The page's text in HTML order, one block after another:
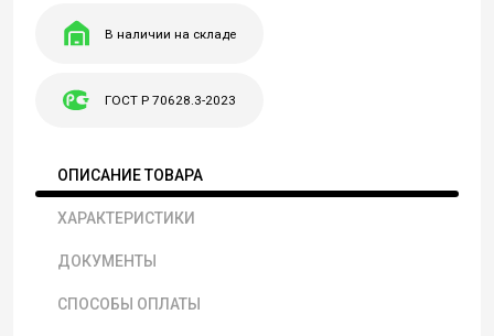
В наличии на складе
ГОСТ Р 70628.3-2023
ОПИСАНИЕ ТОВАРА
ХАРАКТЕРИСТИКИ
ДОКУМЕНТЫ
СПОСОБЫ ОПЛАТЫ